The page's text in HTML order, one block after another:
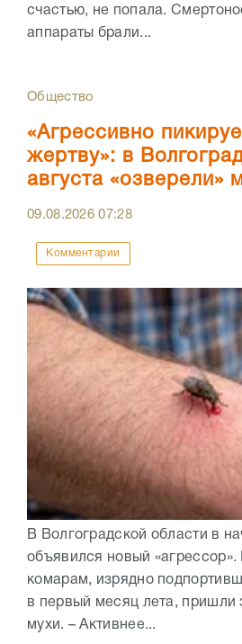
счастью, не попала.
аппараты брали...
Общество
«Агрессивно
жертву»: в
августа «озверели»
09.08.202607:28
Комментарии
В Волгоградской области в
объявился новый
комарам, изрядно
в первый месяц лета, пришли
мухи. – Активнее...